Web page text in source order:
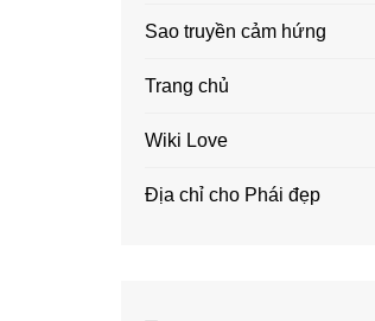
Sao truyền cảm hứng
Trang chủ
Wiki Love
Địa chỉ cho Phái đẹp